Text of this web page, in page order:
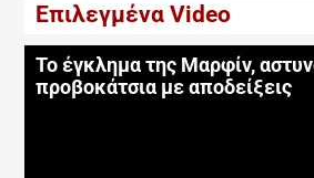
Επιλεγμένα Video
Το έγκλημα της Μαρφίν,
προβοκάτσια με αποδείξεις